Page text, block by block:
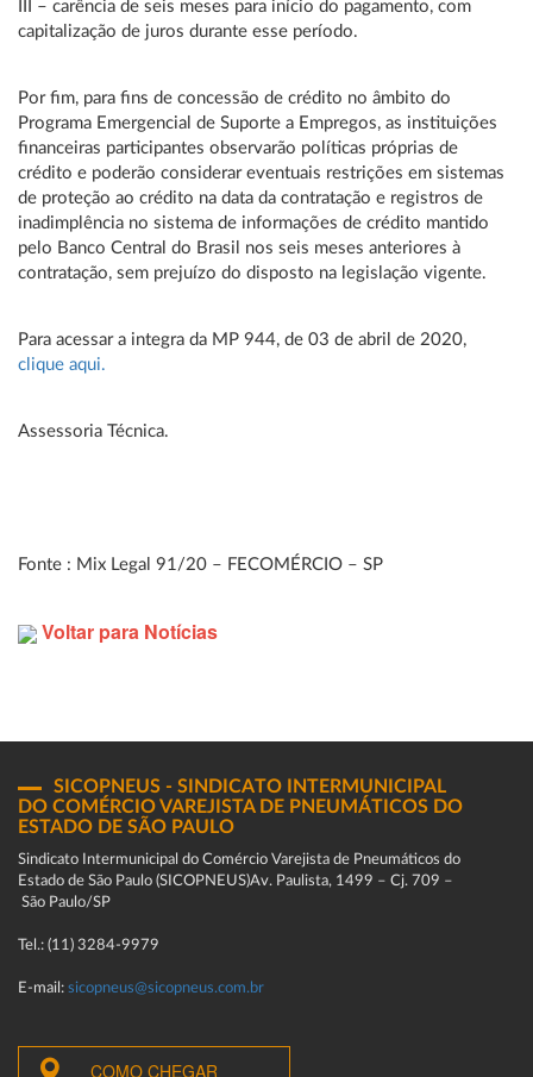
III – carência de seis meses para início do pagamento, com
capitalização de juros durante esse período.
Por fim, para fins de concessão de crédito no âmbito do
Programa Emergencial de Suporte a Empregos, as instituições
financeiras participantes observarão políticas próprias de
crédito e poderão considerar eventuais restrições em sistemas
de proteção ao crédito na data da contratação e registros de
inadimplência no sistema de informações de crédito mantido
pelo Banco Central do Brasil nos seis meses anteriores à
contratação, sem prejuízo do disposto na legislação vigente.
Para acessar a integra da MP 944, de 03 de abril de 2020,
clique aqui.
Assessoria Técnica.
Fonte : Mix Legal 91/20 – FECOMÉRCIO – SP
Voltar para Notícias
SICOPNEUS - SINDICATO INTERMUNICIPAL
DO COMÉRCIO VAREJISTA DE PNEUMÁTICOS DO
ESTADO DE SÃO PAULO
Sindicato Intermunicipal do Comércio Varejista de Pneumáticos do
Estado de São Paulo (SICOPNEUS)Av. Paulista, 1499 – Cj. 709 –
São Paulo/SP
Tel.: (11) 3284-9979
E-mail: sicopneus@sicopneus.com.br
COMO CHEGAR